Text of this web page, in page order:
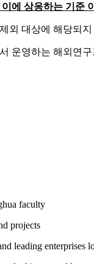
이에 상응하는 기준
외 대상에 해당되지
운영하는 해외연구
faculty
projects
leading enterprises